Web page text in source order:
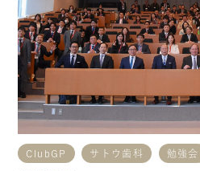
当院の社会貢献
スタッフブログ
個人情報の取り扱いについて
ご予約・お問い合わせ
ClubGP サトウ歯科 勉強会